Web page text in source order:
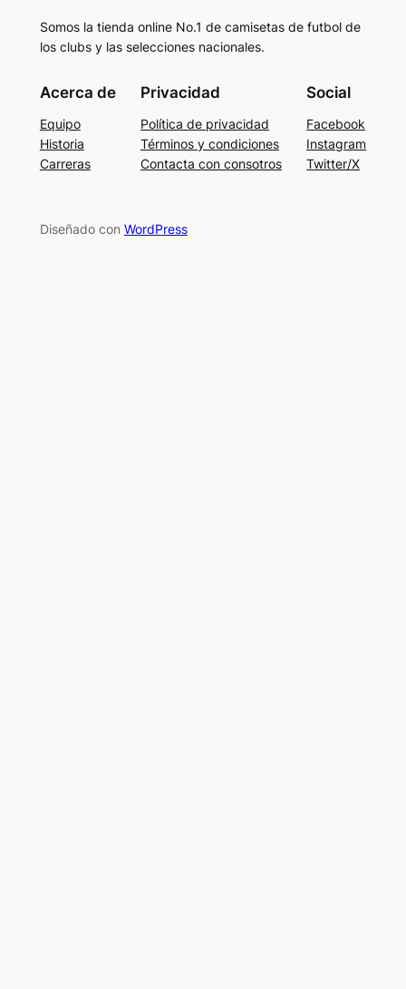
Somos la tienda online No.1 de camisetas de futbol de
los clubs y las selecciones nacionales.
Acerca de
Equipo
Historia
Carreras
Privacidad
Política de privacidad
Términos y condiciones
Contacta con consotros
Social
Facebook
Instagram
Twitter/X
Diseñado con WordPress